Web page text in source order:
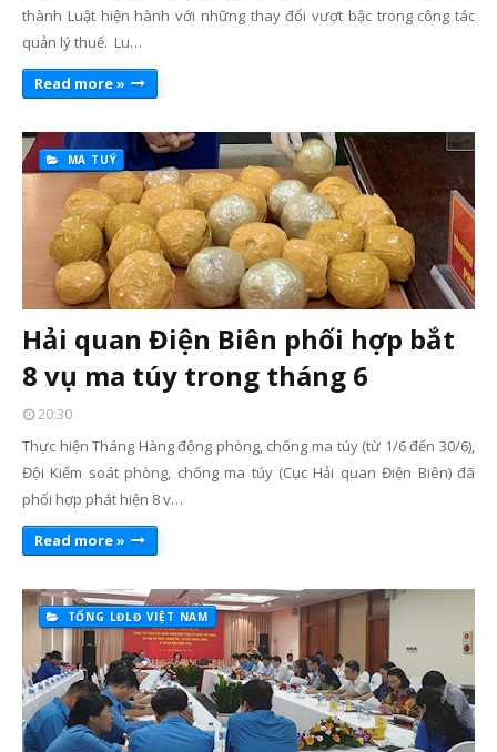
thành Luật hiện hành với những thay đổi vượt bậc trong công tác
quản lý thuế. Lu…
Read more »
MA TUÝ
Hải quan Điện Biên phối hợp bắt
8 vụ ma túy trong tháng 6
20:30
Thực hiện Tháng Hàng động phòng, chống ma túy (từ 1/6 đến 30/6),
Đội Kiểm soát phòng, chống ma túy (Cục Hải quan Điện Biên) đã
phối hợp phát hiện 8 v…
Read more »
TỔNG LĐLĐ VIỆT NAM